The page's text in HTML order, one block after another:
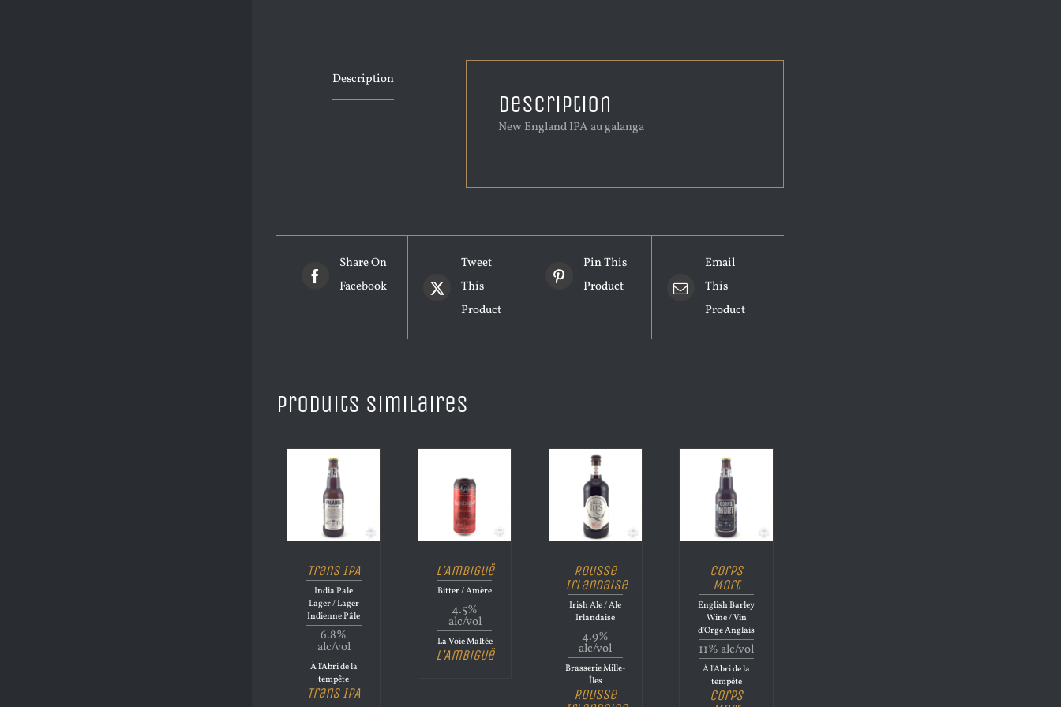
Description
Description
New England IPA au galanga
Share On
Facebook
Tweet
This
Product
Pin This
Product
Email
This
Product
Produits similaires
Trans IPA
India Pale
Lager / Lager
Indienne Pâle
6.8%
alc/vol
À l'Abri de la
tempête
Trans IPA
L’Ambiguë
Bitter / Amère
4.5%
alc/vol
La Voie Maltée
L’Ambiguë
Rousse
Irlandaise
Irish Ale / Ale
Irlandaise
4.9%
alc/vol
Brasserie Mille-
Îles
Rousse
Corps
Mort
English Barley
Wine / Vin
d'Orge Anglais
11% alc/vol
À l'Abri de la
tempête
Corps